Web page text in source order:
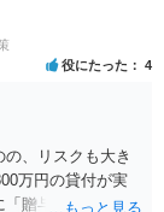
役にたった 4
、リスクも大き
万円の貸付が実
「贈与」と評価さ